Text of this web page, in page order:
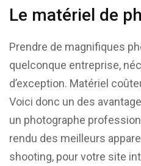
Le matériel de
Prendre de magnifiques
quelconque entreprise,
d’exception. Matériel
Voici donc un des
un photographe
rendu des meilleurs
shooting, pour votre site